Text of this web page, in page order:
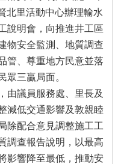
北里活動中心辦理輸水
說明會，向推進井工區
物安全監測、地質調查
管、尊重地方民意並落
眾三贏局面。
議員服務處、里長及
減低交通影響及敦親睦
除配合意見調整施工工
調查報告說明，以最高
影響降至最低，推動安